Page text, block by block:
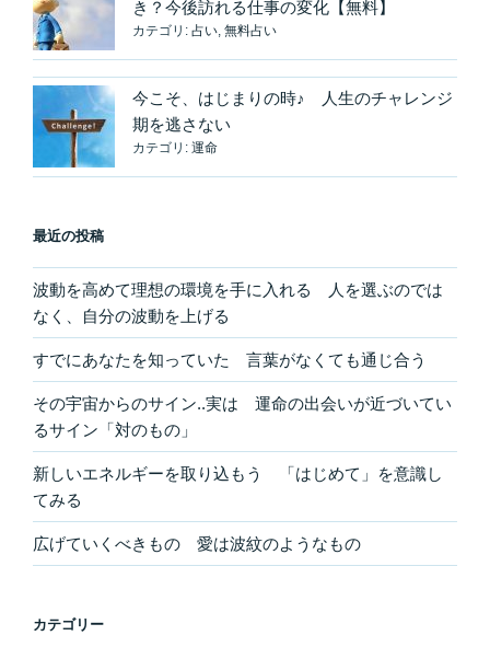
き？今後訪れる仕事の変化【無料】
カテゴリ: 占い, 無料占い
今こそ、はじまりの時♪ 人生のチャレンジ
期を逃さない
カテゴリ: 運命
最近の投稿
波動を高めて理想の環境を手に入れる 人を選ぶのでは
なく、自分の波動を上げる
すでにあなたを知っていた 言葉がなくても通じ合う
その宇宙からのサイン..実は 運命の出会いが近づいてい
るサイン「対のもの」
新しいエネルギーを取り込もう 「はじめて」を意識し
てみる
広げていくべきもの 愛は波紋のようなもの
カテゴリー